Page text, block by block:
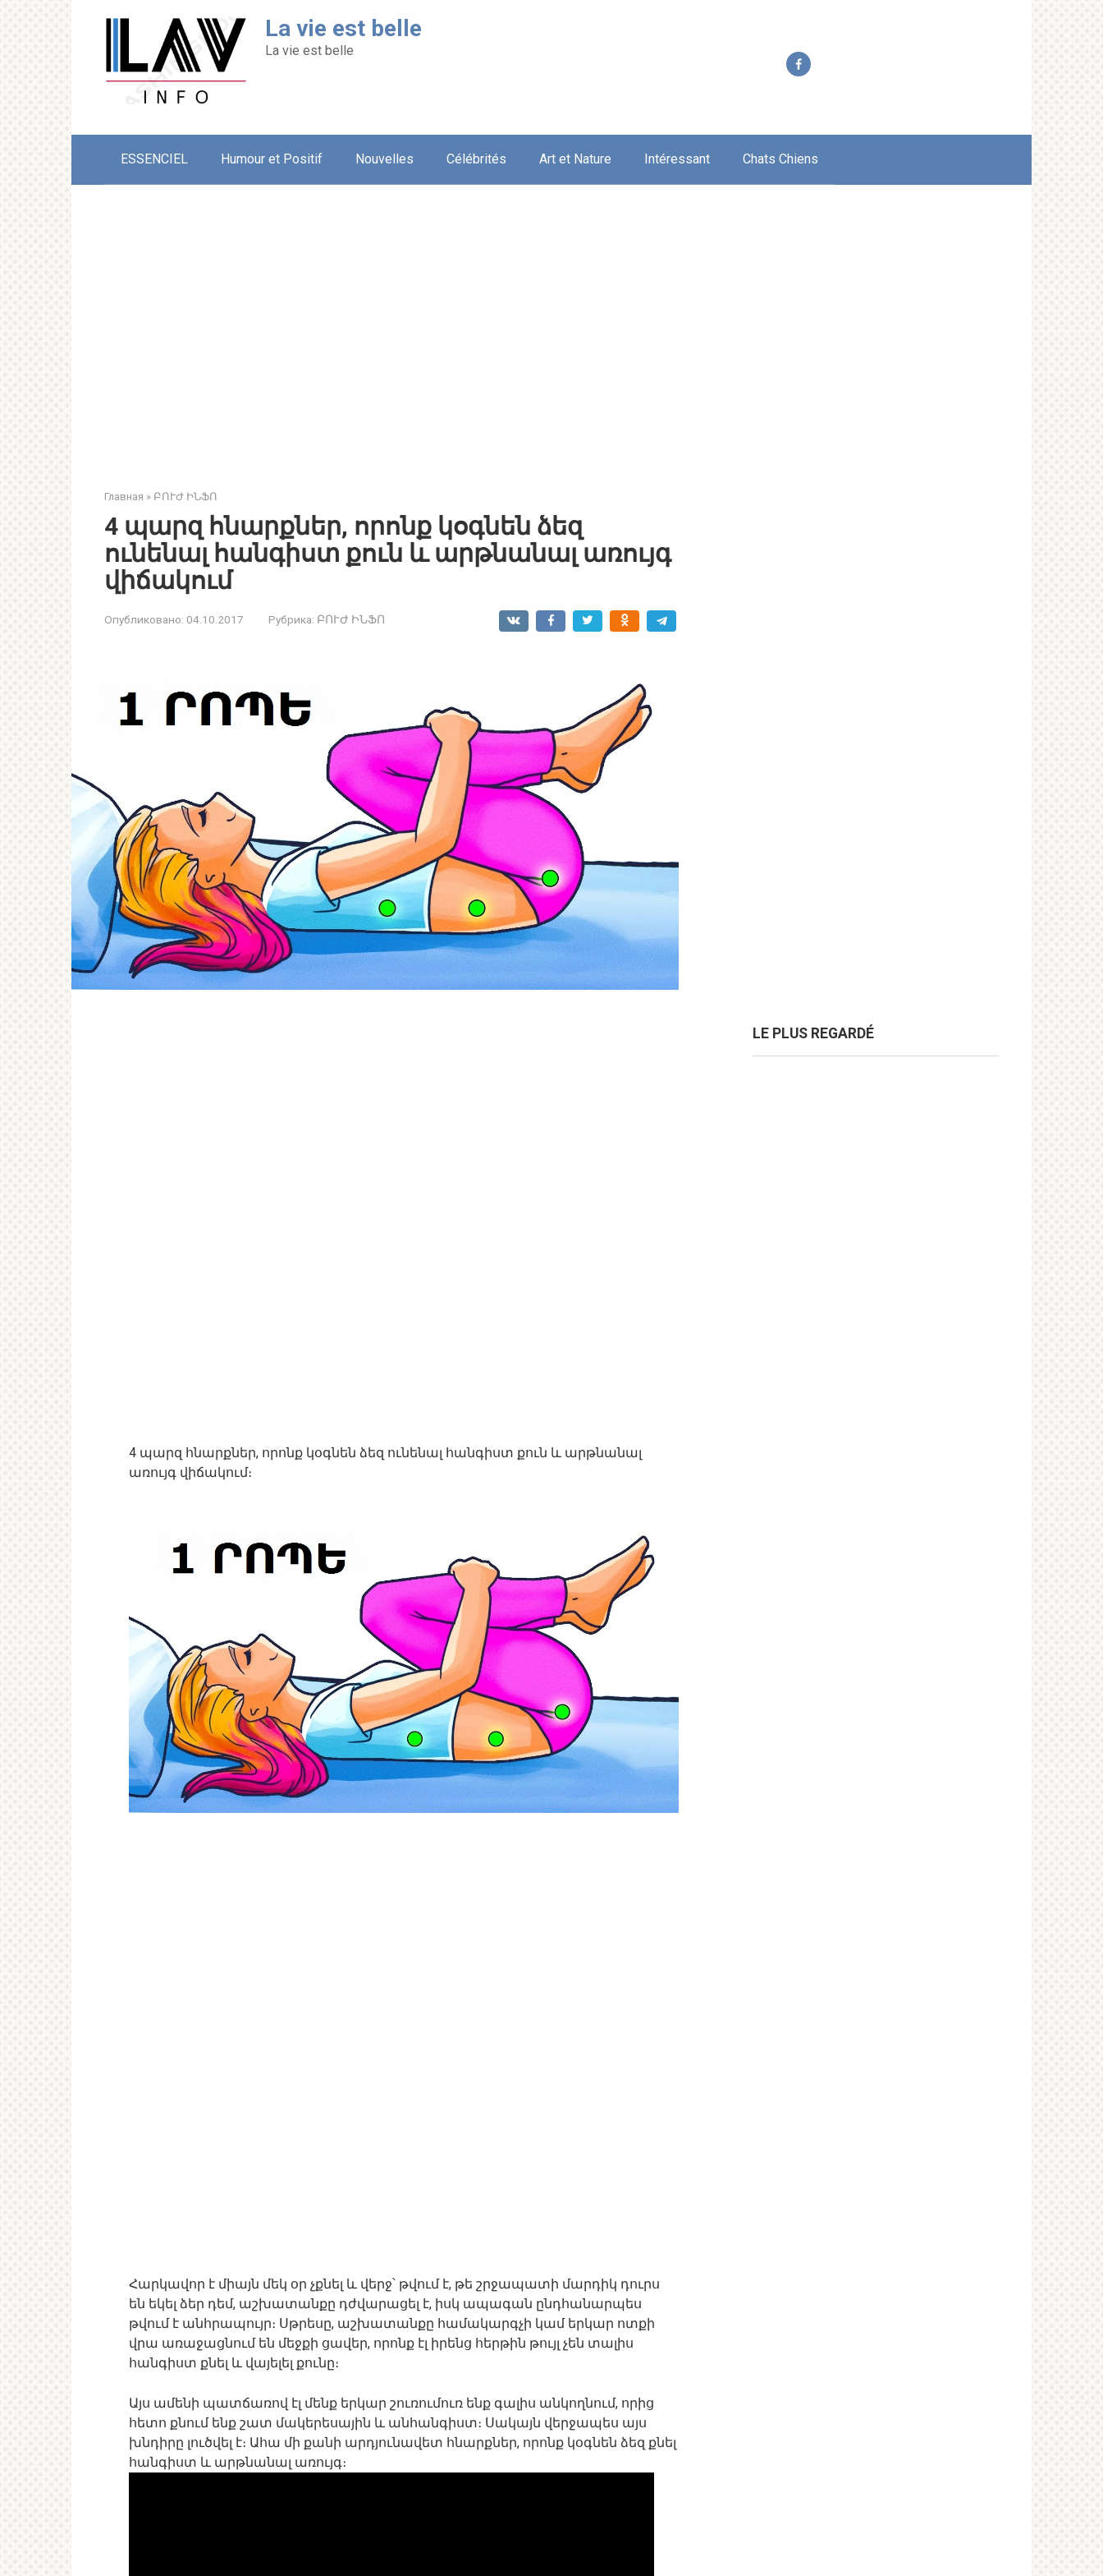
La vie est belle
La vie est belle
ESSENCIEL Humour et Positif Nouvelles Célébrités Art et Nature Intéressant Chats Chiens
Главная » ԲՈՒԺ ԻՆՖՈ
4 պարզ հնարքներ, որոնք կօգնեն ձեզ
ունենալ հանգիստ քուն և արթնանալ առույգ
վիճակում
Опубликовано: 04.10.2017 Рубрика: ԲՈՒԺ ԻՆՖՈ
4 պարզ հնարքներ, որոնք կօգնեն ձեզ ունենալ հանգիստ քուն և արթնանալ
առույգ վիճակում։
Հարկավոր է միայն մեկ օր չքնել և վերջ՝ թվում է, թե շրջապատի մարդիկ դուրս
են եկել ձեր դեմ, աշխատանքը դժվարացել է, իսկ ապագան ընդհանարպես
թվում է անհրապույր։ Սթրեսը, աշխատանքը համակարգչի կամ երկար ոտքի
վրա առաջացնում են մեջքի ցավեր, որոնք էլ իրենց հերթին թույլ չեն տալիս
հանգիստ քնել և վայելել քունը։
Այս ամենի պատճառով էլ մենք երկար շուռումուռ ենք գալիս անկողնում, որից
հետո քնում ենք շատ մակերեսային և անհանգիստ։ Սակայն վերջապես այս
խնդիրը լուծվել է։ Ահա մի քանի արդյունավետ հնարքներ, որոնք կօգնեն ձեզ քնել
հանգիստ և արթնանալ առույգ։
LE PLUS REGARDÉ